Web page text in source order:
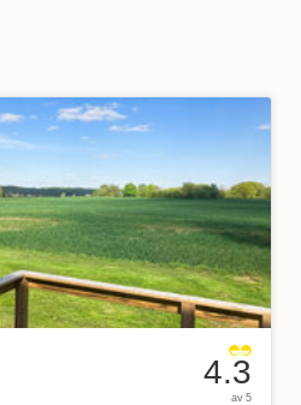
4.3
av 5